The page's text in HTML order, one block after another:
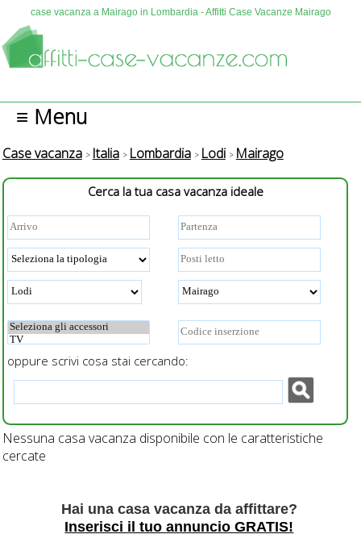
case vacanza a Mairago in Lombardia - Affitti Case Vacanze Mairago
≡ Menu
Case vacanza Italia Lombardia Lodi Mairago
Cerca la tua casa vacanza ideale
oppure scrivi cosa stai cercando:
Nessuna casa vacanza disponibile con le caratteristiche
cercate
Hai una casa vacanza da affittare?
Inserisci il tuo annuncio GRATIS!